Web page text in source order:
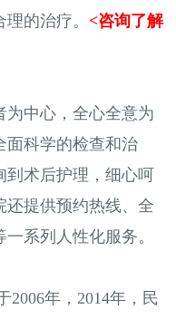
的治疗。 <咨询了解
中心，全心全意为
面科学的检查和治
术后护理，细心呵
还提供预约热线、全
系列人性化服务。
年，2014年，民